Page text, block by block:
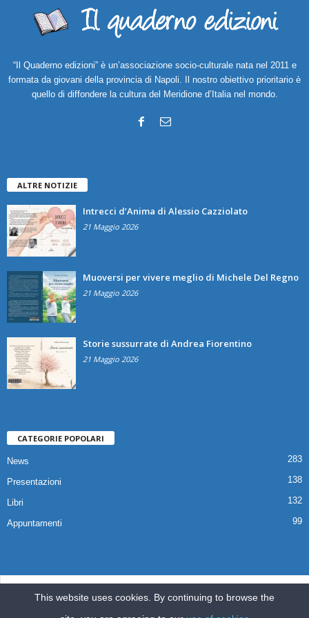
“Il Quaderno edizioni” è un’associazione socio-culturale nata nel 2011 e
formata da giovani della provincia di Napoli. Il nostro obiettivo prioritario è
quello di diffondere la cultura del Meridione d’Italia nel mondo.
ALTRE NOTIZIE
Intrecci d’Anima di Alessio Cazziolato
21 Maggio 2026
Muoversi per vivere meglio di Michele Del Regno
21 Maggio 2026
Storie sussurrate di Andrea Fiorentino
21 Maggio 2026
CATEGORIE POPOLARI
News 283
Presentazioni 138
Libri 132
Appuntamenti 99
This website uses cookies. By continuing to browse the